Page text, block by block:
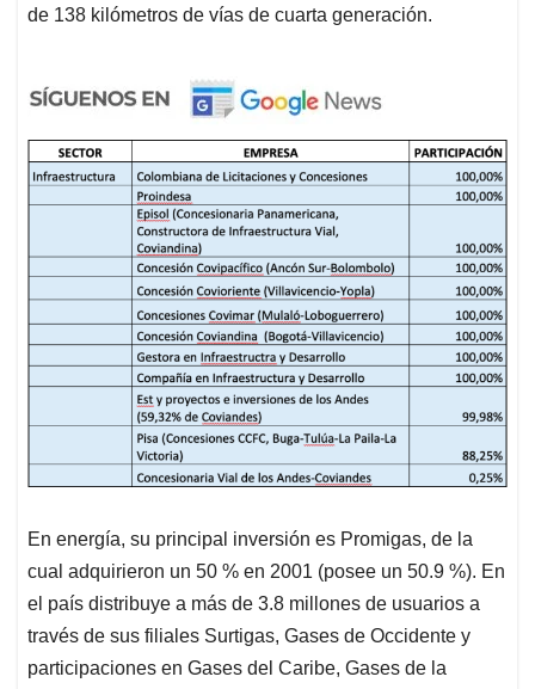
de 138 kilómetros de vías de cuarta generación.
En energía, su principal inversión es Promigas, de la
cual adquirieron un 50 % en 2001 (posee un 50.9 %). En
el país distribuye a más de 3.8 millones de usuarios a
través de sus filiales Surtigas, Gases de Occidente y
participaciones en Gases del Caribe, Gases de la